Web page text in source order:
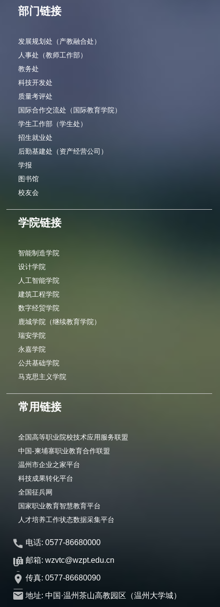
部门链接
发展规划处（产教融合处）
人事处（教师工作部）
教务处
科技开发处
质量考评处
国际合作交流处（国际教育学院）
学生工作部（学生处）
招生就业处
后勤基建处（资产经营公司）
学报
图书馆
校友会
学院链接
智能制造学院
设计学院
人工智能学院
建筑工程学院
数字经贸学院
鹿城学院（继续教育学院）
瑞安学院
永嘉学院
公共基础学院
马克思主义学院
常用链接
全国高等职业院校技术应用服务联盟
中国-柬埔寨职业教育合作联盟
温州市企业之家平台
科技成果转化平台
全国征兵网
国家职业教育智慧教育平台
人才培养工作状态数据采集平台
电话: 0577-86680000
邮箱: wzvtc@wzpt.edu.cn
传真: 0577-86680090
地址: 中国·温州茶山高教园区（温州大学城）